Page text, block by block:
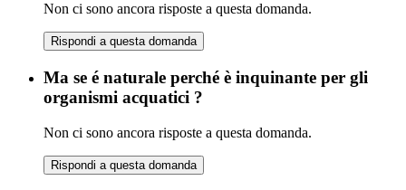
Non ci sono ancora risposte a questa domanda.
Rispondi a questa domanda
Ma se é naturale perché è inquinante per gli
organismi acquatici ?
Non ci sono ancora risposte a questa domanda.
Rispondi a questa domanda